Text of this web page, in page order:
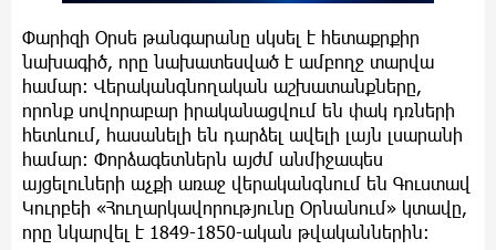
Փարիզի Օրսե թանգարանը սկսել է հետաքրքիր
նախագիծ, որը նախատեսված է ամբողջ տարվա
համար։ Վերականգնողական աշխատանքները,
որոնք սովորաբար իրականացվում են փակ դռների
հետևում, հասանելի են դարձել ավելի լայն լսարանի
համար: Փորձագետներն այժմ անմիջապես
այցելուների աչքի առաջ վերականգնում են Գուստավ
Կուրբեի «Հուղարկավորությունը Օրնանում» կտավը,
որը նկարվել է 1849-1850-ական թվականներին: